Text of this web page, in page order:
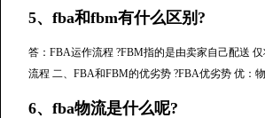
5、fba和fbm有什么区别?
答：FBA运作流程 ?FBM指的是由卖家自己配送
流程 二、FBA和FBM的优劣势 ?FBA优劣势 优：
6、fba物流是什么呢?